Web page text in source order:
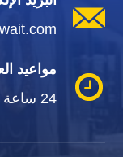
مواعيد
24 ساعة طوال أيام الأسبوع